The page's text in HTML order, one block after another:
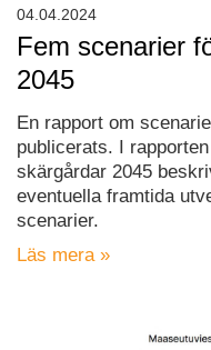
Fem scenarier
2045
En rapport om
publicerats. I
skärgårdar 2045
eventuella framtida
scenarier.
Läs mera »
04.04.2024